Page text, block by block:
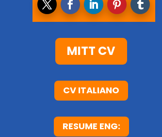
MITT CV
CV ITALIANO
RESUME ENG: